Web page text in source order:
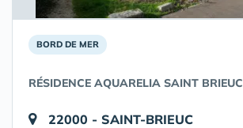
BORD DE MER
RÉSIDENCE AQUARELIA SAINT BRIEUC
22000 - SAINT-BRIEUC